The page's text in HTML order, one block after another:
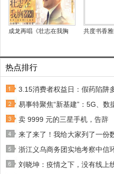
成龙再唱《壮志在我胸 共度书香
热点排行
3.15消费者权益日：假药陷阱
易事特聚焦“新基建”：5G、数
卖 9999 元的三星手机，告辞
来了来了！我给大家列了一份
浙江义乌商务团实地考察中信
刘晓坤：疫情之下，没有线上